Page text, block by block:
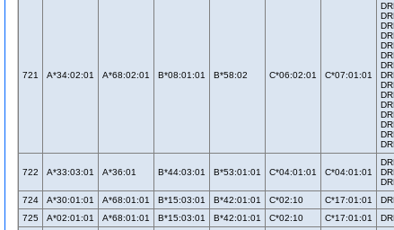
721 A*34:02:01 A*68:02:01 B*08:01:01 B*58:02 C*06:02:01 C*07:01:01
722 A*33:03:01 A*36:01 B*44:03:01 B*53:01:01 C*04:01:01 C*04:01:01
724 A*30:01:01 A*68:01:01 B*15:03:01 B*42:01:01 C*02:10 C*17:01:01
725
A*02:01:01 A*68:01:01 B*15:03:01 B*42:01:01 C*02:10 C*17:01:01